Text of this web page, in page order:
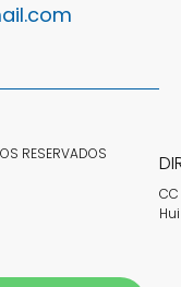
RESERVADOS